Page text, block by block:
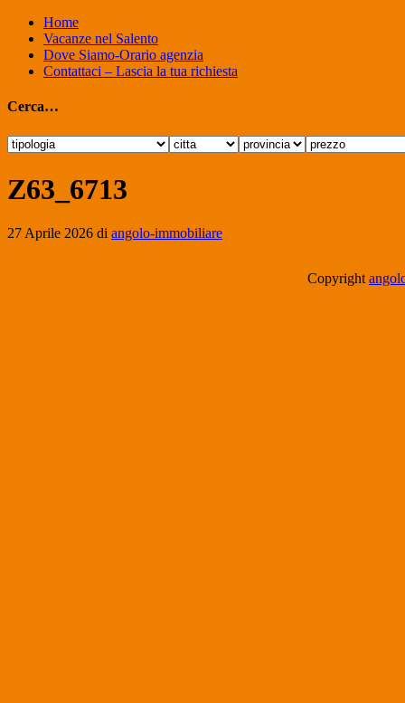
Home
Vacanze nel Salento
Dove Siamo-Orario agenzia
Contattaci – Lascia la tua richiesta
Cerca…
Z63_6713
27 Aprile 2026 di angolo-immobiliare
Copyright